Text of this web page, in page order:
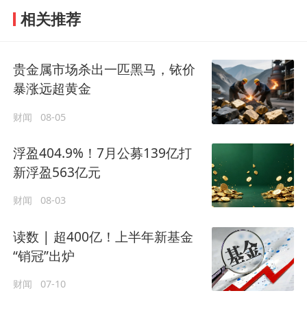
相关推荐
贵金属市场杀出一匹黑马，铱价
暴涨远超黄金
财闻 08-05
浮盈404.9%！7月公募139亿打
新浮盈563亿元
财闻 08-03
读数 | 超400亿！上半年新基金
“销冠”出炉
财闻 07-10